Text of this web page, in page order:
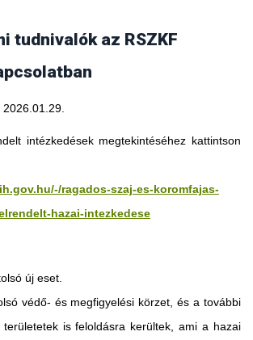
tudnivalók az RSZKF
intézkedések megtekintéséhez kattintson
ragados-szaj-es-koromfajas-
hazai-intezkedese
új eset.
védő- és megfigyelési körzet, és a további
is feloldásra kerültek, ami a hazai